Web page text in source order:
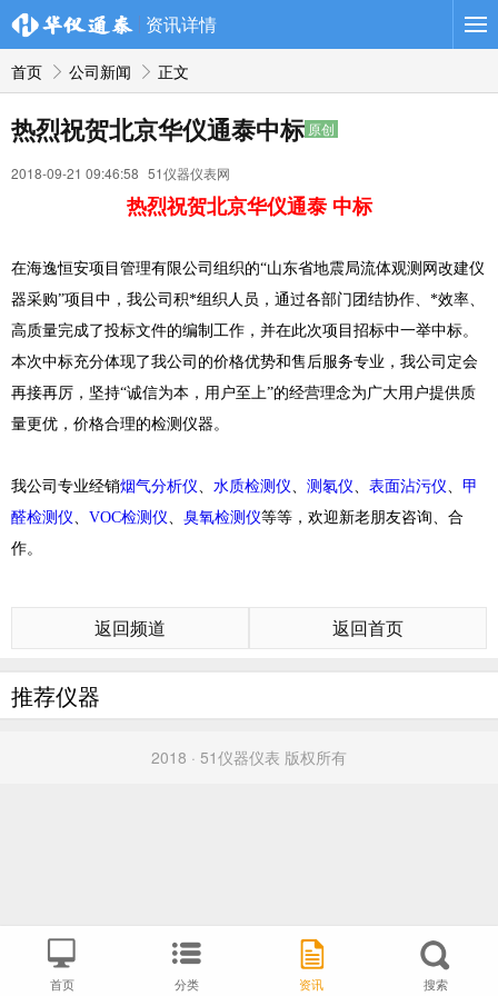
资讯详情
首页 公司新闻 正文
热烈祝贺北京华仪通泰中标 原创
2018-09-21 09:46:58 51仪器仪表网
热烈祝贺北京华仪通泰 中标
在海逸恒安项目管理有限公司组织的“山东省地震局流体观测网改建仪
器采购”项目中，我公司积*组织人员，通过各部门团结协作、*效率、
高质量完成了投标文件的编制工作，并在此次项目招标中一举中标。
本次中标充分体现了我公司的价格优势和售后服务专业，我公司定会
再接再厉，坚持“诚信为本，用户至上”的经营理念为广大用户提供质
量更优，价格合理的检测仪器。
我公司专业经销烟气分析仪、 水质检测仪、 测氡仪、 表面沾污仪、 甲
醛检测仪、 VOC检测仪、 臭氧检测仪等等，欢迎新老朋友咨询、合
作。
返回频道 返回首页
推荐仪器
2018 · 51仪器仪表 版权所有
首页 分类 资讯 搜索